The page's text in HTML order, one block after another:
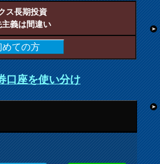
ス長期投資
主義は間違い
めての方
口座を使い分け